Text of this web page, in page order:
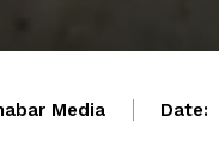
Media Date: